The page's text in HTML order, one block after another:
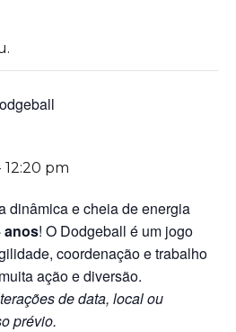
12:20 pm
dinâmica e cheia de energia
anos! O Dodgeball é um jogo
coordenação e trabalho
ação e diversão.
de data, local ou
prévio.